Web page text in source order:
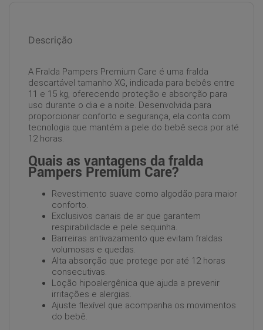
Descrição
A Fralda Pampers Premium Care é uma fralda
descartável tamanho XG, indicada para bebês entre
11 e 15 kg, oferecendo proteção e absorção para
uso durante o dia e a noite. Desenvolvida para
proporcionar conforto e segurança, ela conta com
tecnologia que mantém a pele do bebê seca por até
12 horas.
Quais as vantagens da fralda
Pampers Premium Care?
Revestimento suave como algodão para maior
conforto.
Exclusivos canais de ar que garantem
respirabilidade e pele sequinha.
Barreiras antivazamento que evitam fraldas
volumosas e quedas.
Alta absorção que protege por até 12 horas
consecutivas.
Loção hipoalergênica que ajuda a prevenir
irritações e alergias.
Ajuste flexível que acompanha os movimentos
do bebê.